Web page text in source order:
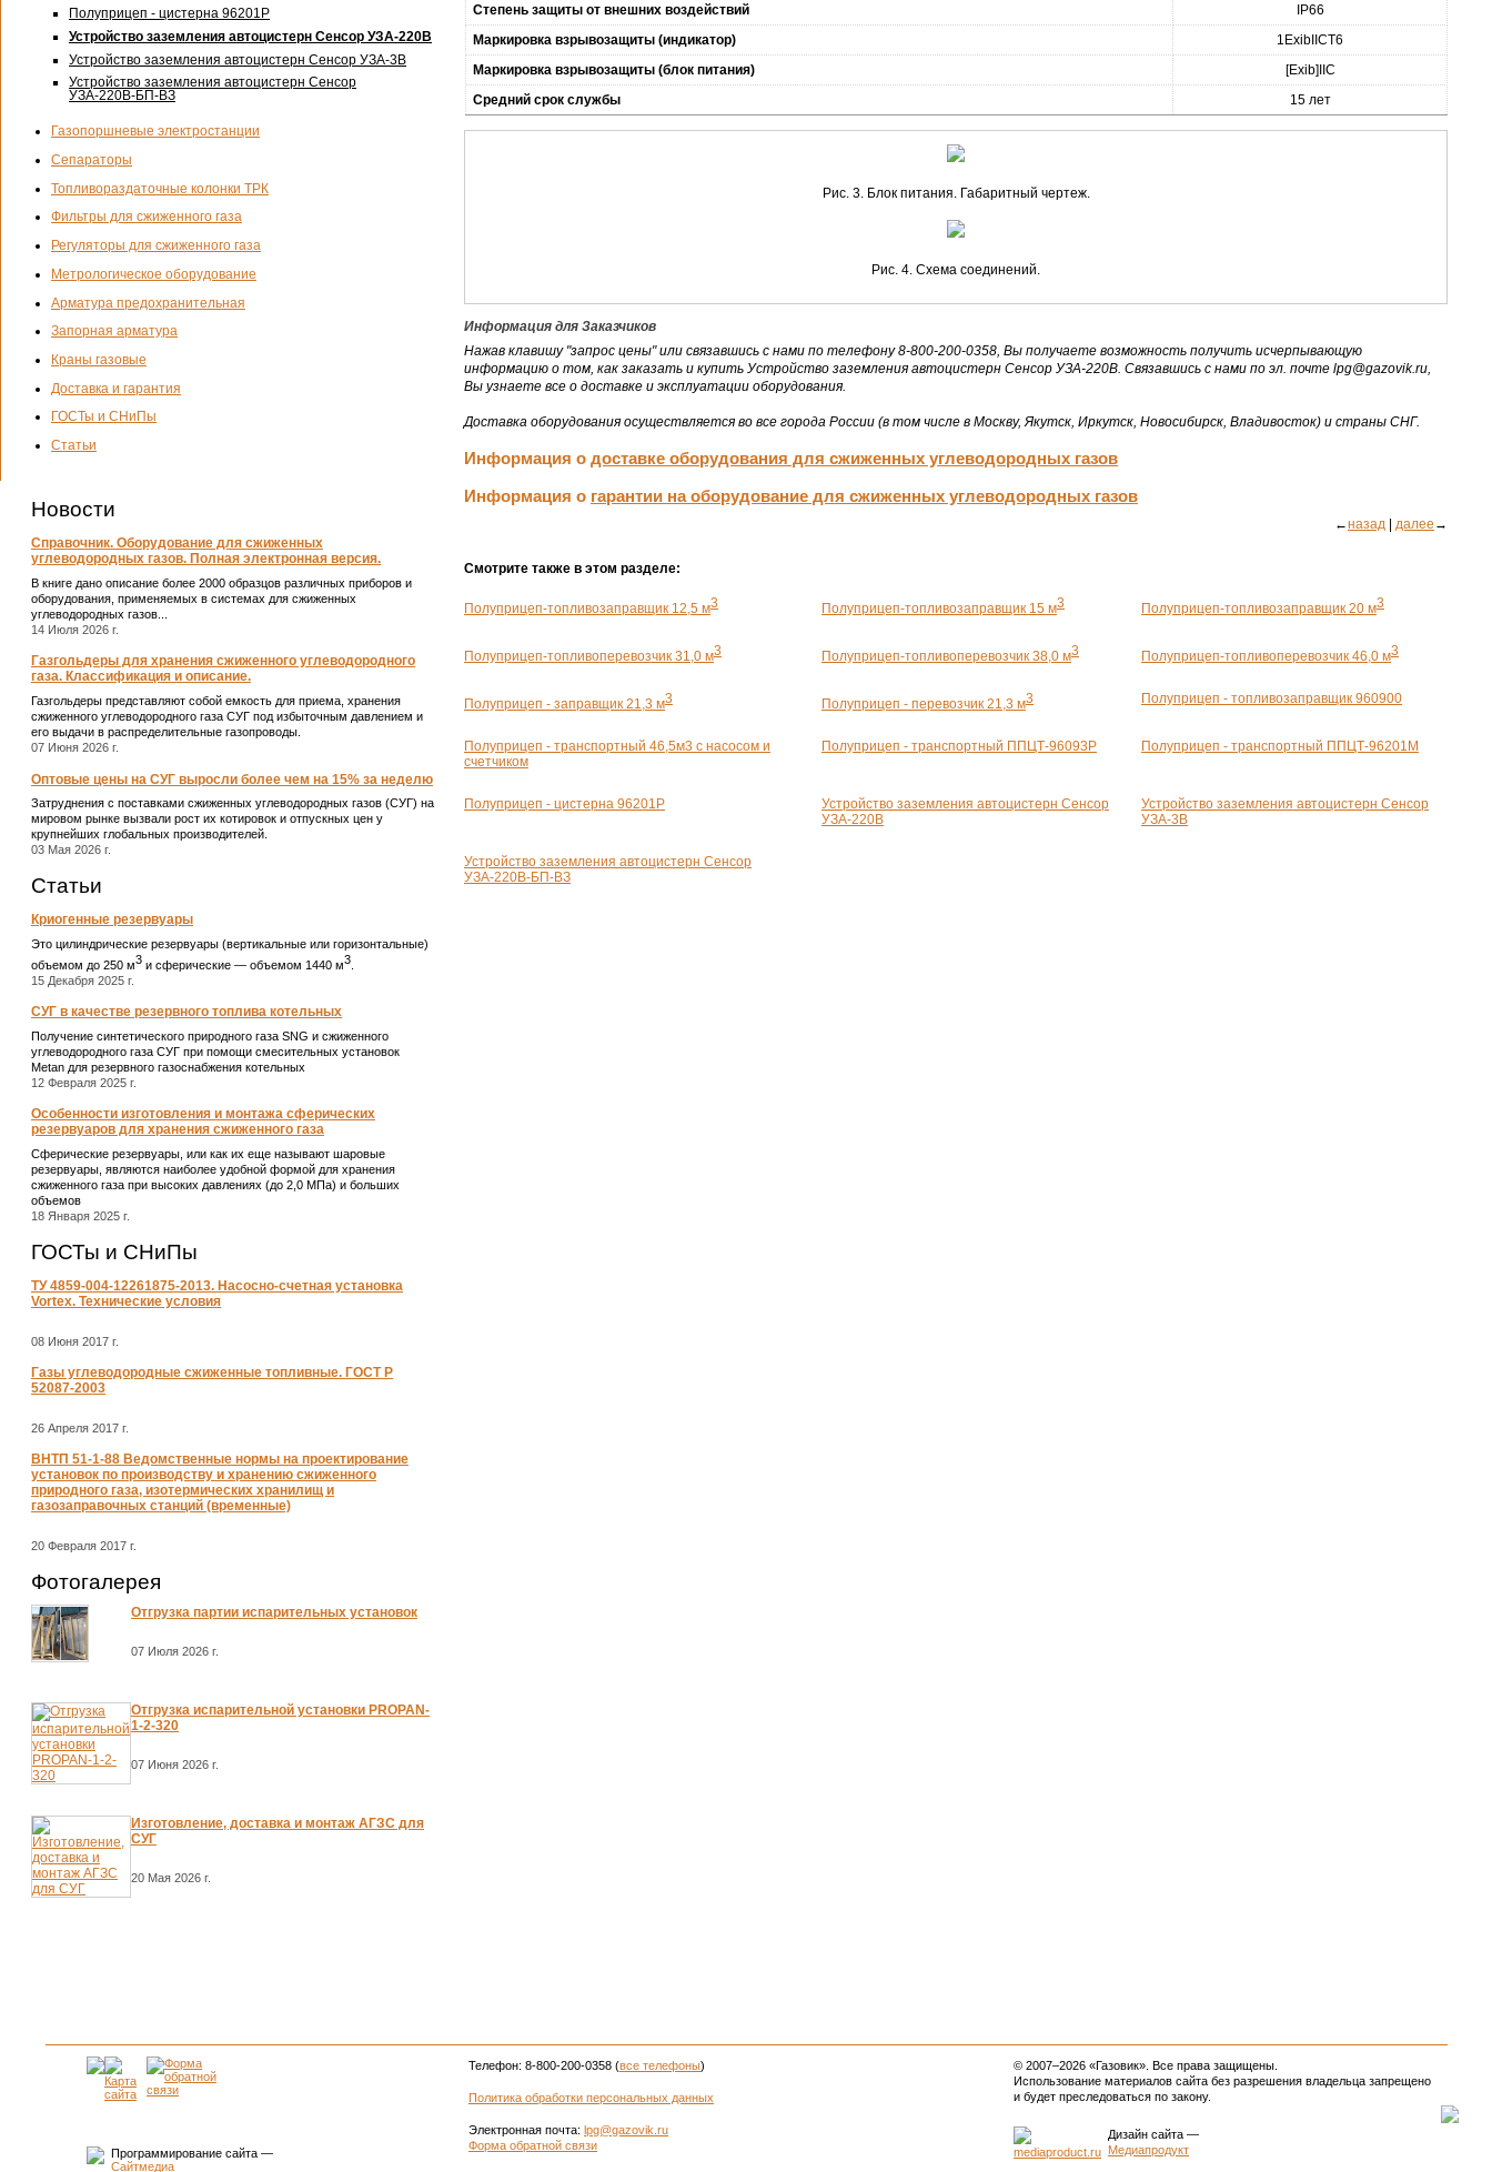
Полуприцеп - цистерна 96201Р
Устройство заземления автоцистерн Сенсор УЗА-220В
Устройство заземления автоцистерн Сенсор УЗА-3В
Устройство заземления автоцистерн Сенсор
УЗА-220В-БП-ВЗ
Газопоршневые электростанции
Сепараторы
Топливораздаточные колонки ТРК
Фильтры для сжиженного газа
Регуляторы для сжиженного газа
Метрологическое оборудование
Арматура предохранительная
Запорная арматура
Краны газовые
Доставка и гарантия
ГОСТы и СНиПы
Статьи
Новости
Справочник. Оборудование для сжиженных
углеводородных газов. Полная электронная версия.
В книге дано описание более 2000 образцов различных приборов и
оборудования, применяемых в системах для сжиженных
углеводородных газов...
14 Июля 2026 г.
Газгольдеры для хранения сжиженного углеводородного
газа. Классификация и описание.
Газгольдеры представляют собой емкость для приема, хранения
сжиженного углеводородного газа СУГ под избыточным давлением и
его выдачи в распределительные газопроводы.
07 Июня 2026 г.
Оптовые цены на СУГ выросли более чем на 15% за неделю
Затруднения с поставками сжиженных углеводородных газов (СУГ) на
мировом рынке вызвали рост их котировок и отпускных цен у
крупнейших глобальных производителей.
03 Мая 2026 г.
Статьи
Криогенные резервуары
Это цилиндрические резервуары (вертикальные или горизонтальные)
объемом до 250 м3 и сферические ― объемом 1440 м3
15 Декабря 2025 г.
СУГ в качестве резервного топлива котельных
Получение синтетического природного газа SNG и сжиженного
углеводородного газа СУГ при помощи смесительных установок
Metan для резервного газоснабжения котельных
12 Февраля 2025 г.
Особенности изготовления и монтажа сферических
резервуаров для хранения сжиженного газа
Сферические резервуары, или как их еще называют шаровые
резервуары, являются наиболее удобной формой для хранения
сжиженного газа при высоких давлениях (до 2,0 МПа) и больших
объемов
18 Января 2025 г.
ГОСТы и СНиПы
ТУ 4859-004-12261875-2013. Насосно-счетная установка
Vortex. Технические условия
08 Июня 2017 г.
Газы углеводородные сжиженные топливные. ГОСТ Р
52087-2003
26 Апреля 2017 г.
ВНТП 51-1-88 Ведомственные нормы на проектирование
установок по производству и хранению сжиженного
природного газа, изотермических хранилищ и
газозаправочных станций (временные)
20 Февраля 2017 г.
Фотогалерея
Отгрузка партии испарительных установок
07 Июля 2026 г.
Отгрузка испарительной установки PROPAN-
1-2-320
07 Июня 2026 г.
Изготовление, доставка и монтаж АГЗС для
СУГ
20 Мая 2026 г.
Степень защиты от внешних воздействий
IP66
Маркировка взрывозащиты (индикатор)
1ExibIICT6
Маркировка взрывозащиты (блок питания)
[Exib]IIC
Средний срок службы
15 лет
Рис. 3. Блок питания. Габаритный чертеж.
Рис. 4. Схема соединений.
Информация для Заказчиков
Нажав клавишу "запрос цены" или связавшись с нами по телефону 8-800-200-0358, Вы получаете возможность получить исчерпывающую
информацию о том, как заказать и купить Устройство заземления автоцистерн Сенсор УЗА-220В. Связавшись с нами по эл. почте lpg@gazovik.ru,
Вы узнаете все о доставке и эксплуатации оборудования.
Доставка оборудования осуществляется во все города России (в том числе в Москву, Якутск, Иркутск, Новосибирск, Владивосток) и страны СНГ.
Информация о доставке оборудования для сжиженных углеводородных газов
Информация о гарантии на оборудование для сжиженных углеводородных газов
←назад далее →
Смотрите также в этом разделе:
Полуприцеп-топливозаправщик 12,5 м3 Полуприцеп-топливозаправщик 15 м3 Полуприцеп-топливозаправщик 20 м3
Полуприцеп-топливоперевозчик 31,0 м3 Полуприцеп-топливоперевозчик 38,0 м3 Полуприцеп-топливоперевозчик 46,0 м3
Полуприцеп - заправщик 21,3 м3 Полуприцеп - перевозчик 21,3 м3 Полуприцеп - топливозаправщик 960900
Полуприцеп - транспортный 46,5м3 с насосом и
счетчиком
Полуприцеп - транспортный ППЦТ-96093Р Полуприцеп - транспортный ППЦТ-96201М
Полуприцеп - цистерна 96201Р
Устройство заземления автоцистерн Сенсор
УЗА-220В
Устройство заземления автоцистерн Сенсор
УЗА-3В
Устройство заземления автоцистерн Сенсор
УЗА-220В-БП-ВЗ
Программирование сайта —
Сайтмедиа
Телефон: 8-800-200-0358 (все телефоны)
Политика обработки персональных данных
Электронная почта: lpg@gazovik.ru
Форма обратной связи
© 2007–2026 «Газовик». Все права защищены.
Использование материалов сайта без разрешения владельца запрещено
и будет преследоваться по закону.
Дизайн сайта —
Медиапродукт